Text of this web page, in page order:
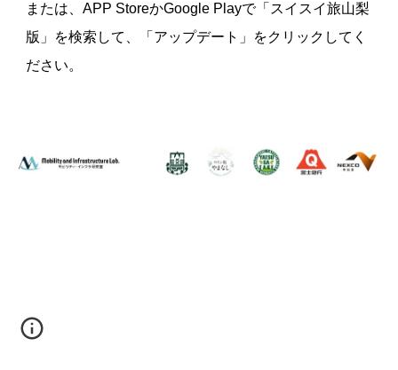
または、APP StoreかGoogle Playで「スイスイ旅山梨
版」を検索して、「アップデート」をクリックしてく
ださい。